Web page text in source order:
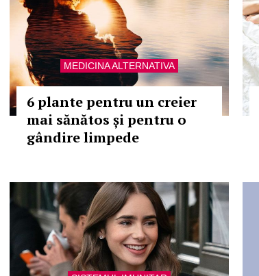
MEDICINA ALTERNATIVA
6 plante pentru un creier
mai sănătos și pentru o
gândire limpede